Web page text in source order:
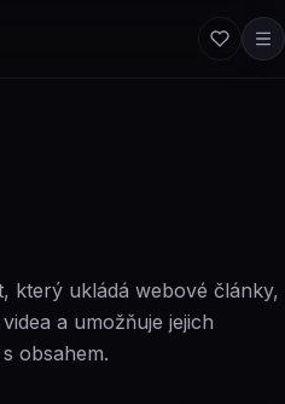
který ukládá webové články,
a umožňuje jejich
obsahem.